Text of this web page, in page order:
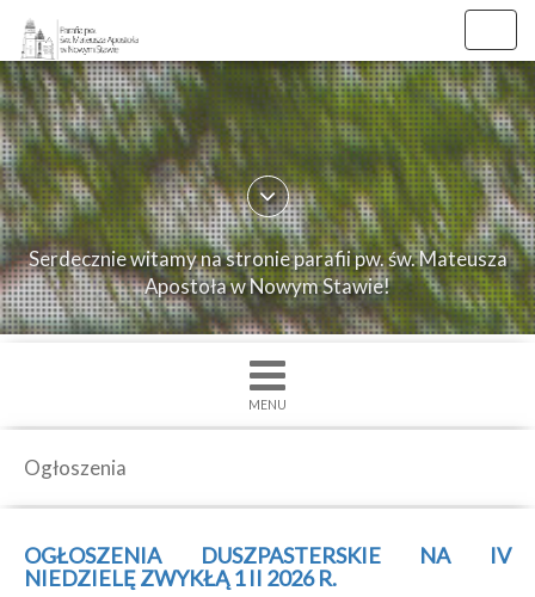
×
Strona
główna
O
parafii
Ogłoszenia
św.
Nabożenstwa
Kancelaria
Serdecznie witamy na stronie parafii pw. św. Mateusza
Apostoła w Nowym Stawie!
MENU
Ogłoszenia
OGŁOSZENIA DUSZPASTERSKIE NA IV
NIEDZIELĘ ZWYKŁĄ 1 II 2026 R.